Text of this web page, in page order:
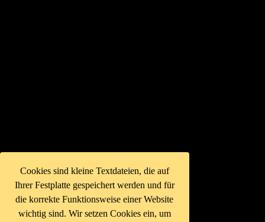
Cookies sind kleine Textdateien, die auf
Ihrer Festplatte gespeichert werden und für
die korrekte Funktionsweise einer Website
wichtig sind. Wir setzen Cookies ein, um